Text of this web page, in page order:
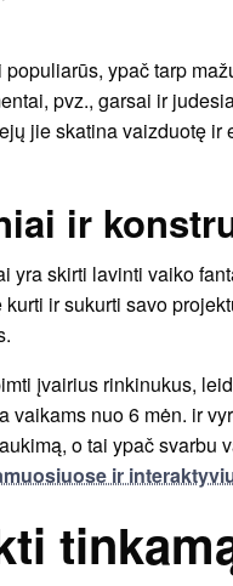
ypač tarp
pvz., garsai ir
jie skatina vaizduotę
ir
yra skirti lavinti vaiko
ir sukurti savo
įvairius rinkinukus,
vaikams nuo 6 mėn. ir
o tai ypač svarbu
ir